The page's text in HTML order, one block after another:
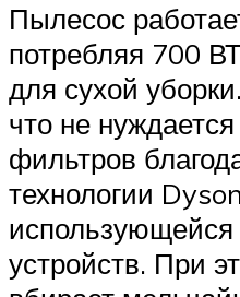
Пылесос
потребляя 700
для сухой
что не
фильтров
технологии
использующейся
устройств. При